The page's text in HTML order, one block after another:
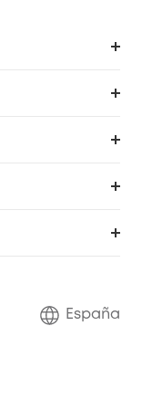
España